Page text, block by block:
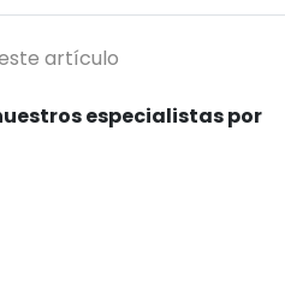
artículo
especialistas por